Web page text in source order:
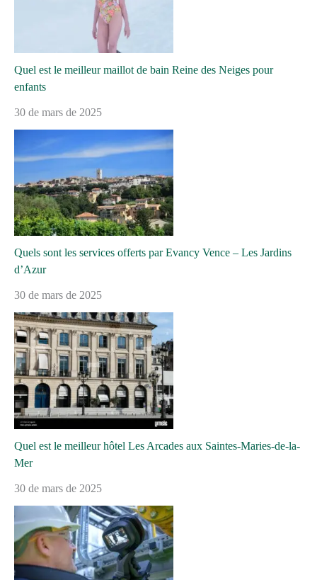
Quel est le meilleur maillot de bain Reine des Neiges pour
enfants
30 de mars de 2025
Quels sont les services offerts par Evancy Vence – Les Jardins
d’Azur
30 de mars de 2025
Quel est le meilleur hôtel Les Arcades aux Saintes-Maries-de-la-
Mer
30 de mars de 2025